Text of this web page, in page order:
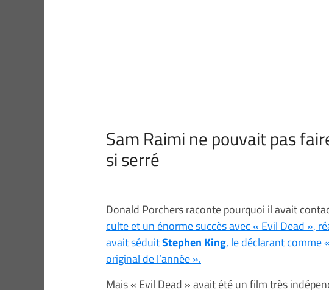
Sam Raimi ne pouvait pas
si serré
Donald Porchers raconte pourquoi il avait
culte et un énorme succès avec « Evil Dead »,
avait séduitStephen King, le déclarant comme
original de l’année ».
Mais « Evil Dead » avait été un film très